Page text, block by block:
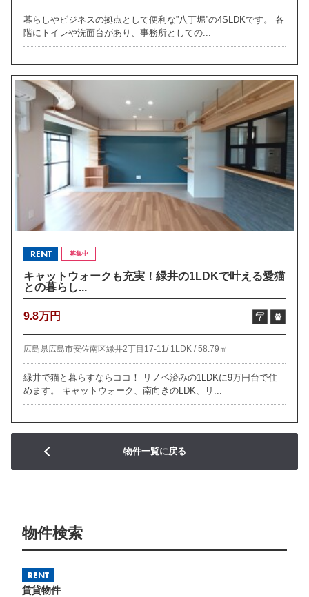
暮らしやビジネスの拠点として便利な”八丁堀”の4SLDKです。 各
階にトイレや洗面台があり、事務所としての...
RENT 募集中
キャットウォークも充実！緑井の1LDKで叶える愛猫
との暮らし...
9.8万円
広島県広島市安佐南区緑井2丁目17-11/ 1LDK /58.79㎡
緑井で猫と暮らすならココ！ リノベ済みの1LDKに9万円台で住
めます。 キャットウォーク、南向きのLDK、リ...
物件一覧に戻る
物件検索
RENT
賃貸物件